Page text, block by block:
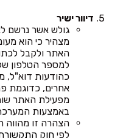
דיוור ישיר
גולש אשר נרשם
מצהיר כי הוא
האתר ולקבל
למספר הטלפון
מפעילת האתר
באמצעות המערכת
הצהרה זו
לפי